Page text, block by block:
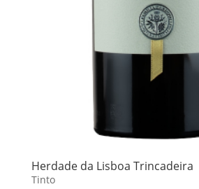
Herdade da Lisboa Trincadeira
Tinto